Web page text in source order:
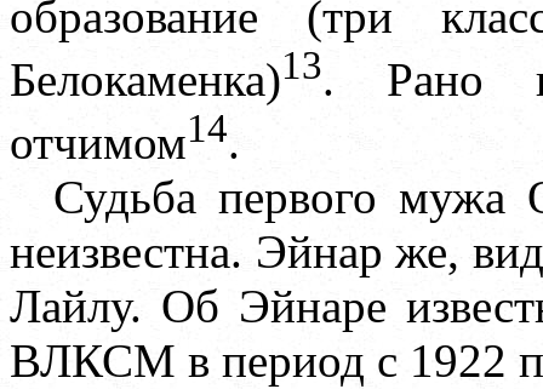
образование (три
Белокаменка)13. Рано
отчимом14.
Судьба первого
неизвестна. Эйнар же,
Лайлу. Об Эйнаре
ВЛКСМ в период с 1922